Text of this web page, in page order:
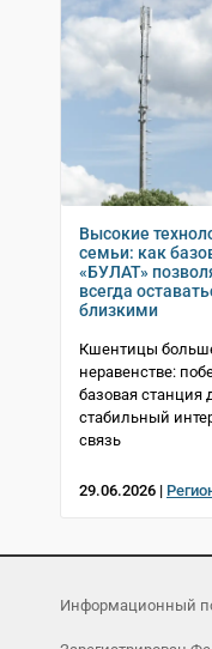
Высокие
семьи: как
«БУЛАТ»
всегда
близкими
Кшентицы
неравенстве:
базовая станция
стабильный
связь
29.06.2026 |
Информационный